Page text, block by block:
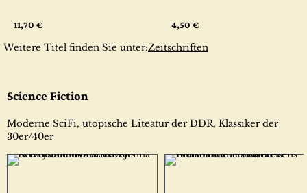
11,70 € 4,50 €
Weitere Titel finden Sie unter:Zeitschriften
Science Fiction
Moderne SciFi, utopische Liteatur der DDR, Klassiker der
30er/40er